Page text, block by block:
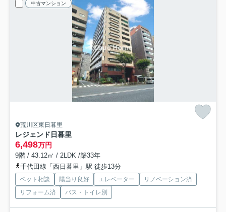
中古マンション
荒川区東日暮里
レジェンド日暮里
6,498万円
9階 / 43.12㎡ / 2LDK /築33年
千代田線「西日暮里」駅 徒歩13分
ペット相談 陽当り良好 エレベーター
リノベーション済
リフォーム済
バス・トイレ別